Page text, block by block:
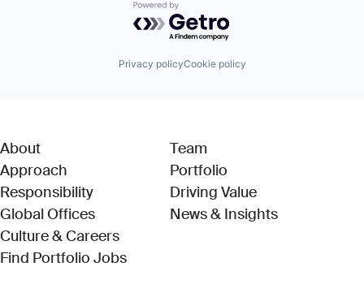
Powered by Getro.com
Privacy policyCookie policy
About
Approach
Responsibility
Global Offices
Culture & Careers
Find Portfolio Jobs(Link opens in new window)
Team
Portfolio
Driving Value
News & Insights